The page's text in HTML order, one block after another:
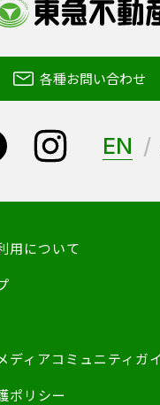
各種お問い合わせ
EN
用について
ディアコミュニティガ
ポリシー